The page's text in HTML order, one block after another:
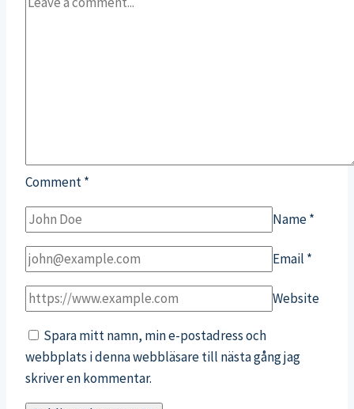
Comment*
Name*
Email *
Website
Spara mitt namn, min e-postadress och
webbplats i denna webbläsare till nästa gång jag
skriver en kommentar.